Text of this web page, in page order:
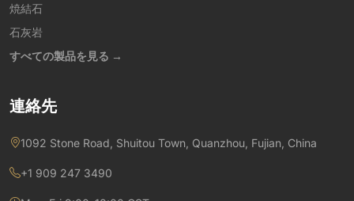
焼結石
石灰岩
すべての製品を見る →
連絡先
1092 Stone Road, Shuitou Town, Quanzhou, Fujian, China
+1 909 247 3490